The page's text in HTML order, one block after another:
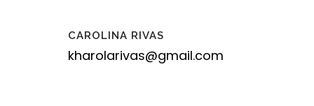
CAROLINA RIVAS
kharolarivas@gmail.com